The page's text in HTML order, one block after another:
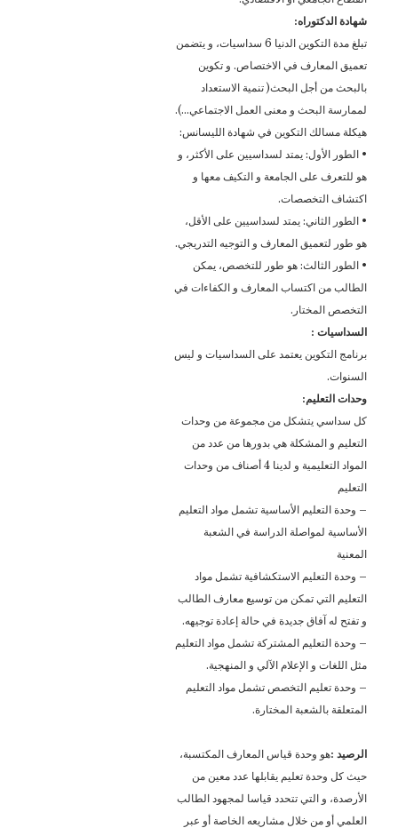
شهادة الدكتوراه:
تبلغ مدة التكوين الدنيا 6 سداسيات، و يتضمن
تعميق المعارف في الاختصاص. و تكوين
بالبحث من أجل البحث( تنمية الاستعداد
لممارسة البحث و معنى العمل الاجتماعي…).
هيكلة مسالك التكوين في شهادة الليسانس:
• الطور الأول: يمتد لسداسيين على الأكثر، و
هو للتعرف على الجامعة و التكيف معها و
اكتشاف التخصصات.
• الطور الثاني: يمتد لسداسيين على الأقل،
هو طور لتعميق المعارف و التوجيه التدريجي.
• الطور الثالث: هو طور للتخصص، يمكن
الطالب من اكتساب المعارف و الكفاءات في
التخصص المختار.
السداسيات :
برنامج التكوين يعتمد على السداسيات و ليس
السنوات.
وحدات التعليم:
كل سداسي يتشكل من مجموعة من وحدات
التعليم و المشكلة هي بدورها من عدد من
المواد التعليمية و لدينا 4 أصناف من وحدات
التعليم
– وحدة التعليم الأساسية تشمل مواد التعليم
الأساسية لمواصلة الدراسة في الشعبة
المعنية
– وحدة التعليم الاستكشافية تشمل مواد
التعليم التي تمكن من توسيع معارف الطالب
و تفتح له آفاق جديدة في حالة إعادة توجيهه.
– وحدة التعليم المشتركة تشمل مواد التعليم
مثل اللغات و الإعلام الآلي و المنهجية.
– وحدة تعليم التخصص تشمل مواد التعليم
المتعلقة بالشعبة المختارة.
الرصيد :هو وحدة قياس المعارف المكتسبة،
حيث كل وحدة تعليم يقابلها عدد معين من
الأرصدة، و التي تتحدد قياسا لمجهود الطالب
العلمي أو من خلال مشاريعه الخاصة أو عبر